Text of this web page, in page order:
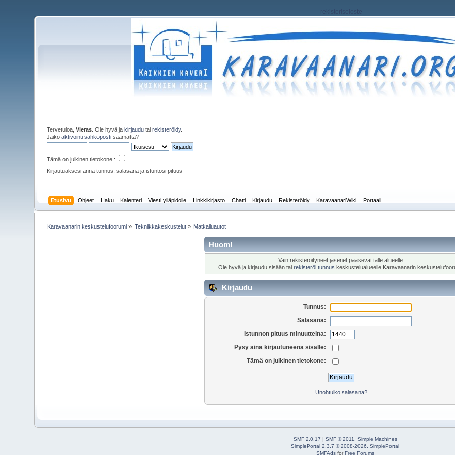
rekisteriseloste
Tervetuloa,Vieras . Ole hyvä jakirjaudu tairekisteröidy.
Jäiköaktivointi sähköposti saamatta?
Tämä on julkinen tietokone :
Kirjautuaksesi anna tunnus, salasana ja istuntosi pituus
Etusivu Ohjeet Haku Kalenteri Viesti ylläpidolle Linkkikirjasto Chatti Kirjaudu Rekisteröidy KaravaanariWiki Portaali
Karavaanarin keskustelufoorumi » Tekniikkakeskustelut» Matkailuautot
Huom!
Vain rekisteröityneet jäsenet pääsevät tälle alueelle.
Ole hyvä ja kirjaudu sisään tai rekisteröi tunnus keskustelualueelle Karavaanarin
Kirjaudu
Tunnus:
Salasana:
Istunnon pituus minuutteina:
Pysy aina kirjautuneena sisälle:
Tämä on julkinen tietokone:
Unohtuiko salasana?
SMF 2.0.17 | SMF © 2011
Simple Machines
SimplePortal 2.3.7 © 2008-2026, SimplePortal
SMFAdsforFree Forums